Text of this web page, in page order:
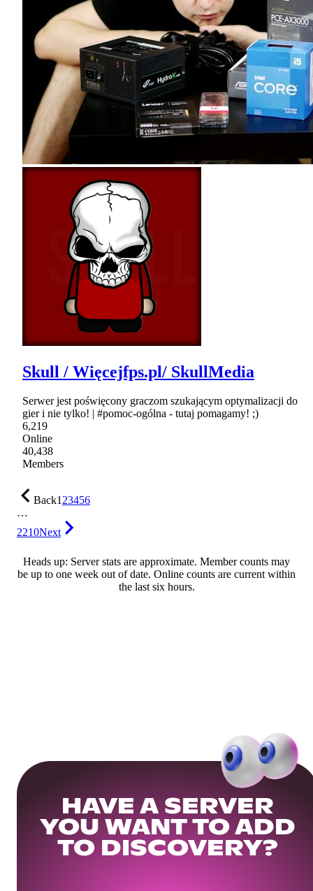
Skull / Więcejfps.pl/ SkullMedia
Serwer jest poświęcony graczom szukającym optymalizacji do
gier i nie tylko! | #pomoc-ogólna - tutaj pomagamy! ;)
6,219
Online
40,438
Members
Back123456
…
2210Next
Heads up: Server stats are approximate. Member counts may
be up to one week out of date. Online counts are current within
the last six hours.
HAVE A SERVER
YOU WANT TO ADD
TO DISCOVERY?